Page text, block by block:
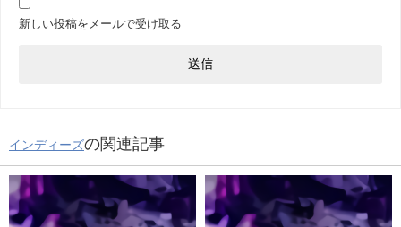
新しい投稿をメールで受け取る
インディーズの関連記事